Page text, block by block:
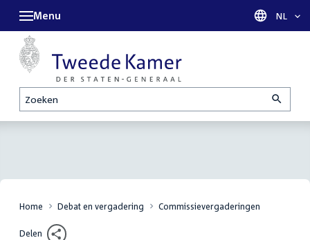
Zoeken
Menu Taal
NL
Home Debat en vergadering Commissievergaderingen
Delen